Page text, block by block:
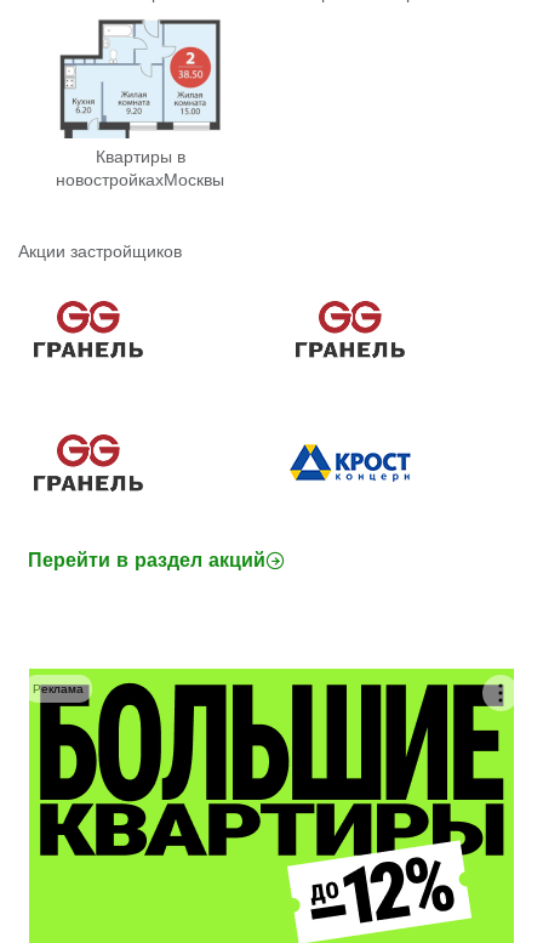
Квартиры в
новостройкахМосквы
Акции застройщиков
Перейти в раздел акций
Реклама